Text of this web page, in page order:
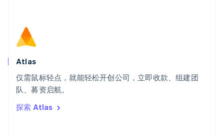
Atlas
仅需鼠标轻点，就能轻松开创公司，立即收款、组建团
队、募资启航。
探索 Atlas
English
斯洛文尼亚
泰国
ไทยEnglish
希腊
English
西班牙